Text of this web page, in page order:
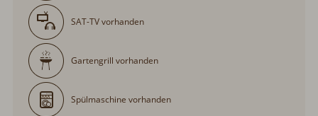
SAT-TV vorhanden
Gartengrill vorhanden
Spülmaschine vorhanden